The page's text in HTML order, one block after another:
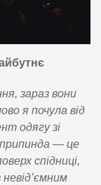
зараз вони
я почула від
одягу зі
припинда — це
спідниці,